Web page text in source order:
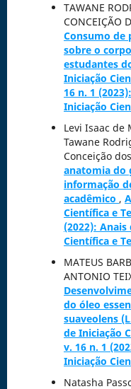
TAWANE
CONCEIÇÃO
Consumo de
sobre o
estudantes
Iniciação
16 n. 1
Iniciação
Levi Isaac de
Tawane
Conceição
anatomia do
informação
acadêmico ,
Científica e
(2022): Anais
Científica e
MATEUS
ANTONIO
do óleo
suaveolens
de Iniciação
v. 16 n. 1
Iniciação
Natasha